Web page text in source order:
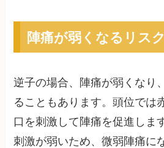
陣痛が弱くなるリスク
逆子の場合、陣痛が弱くなり
ることもあります。頭位では
口を刺激して陣痛を促進しま
刺激が弱いため、微弱陣痛に